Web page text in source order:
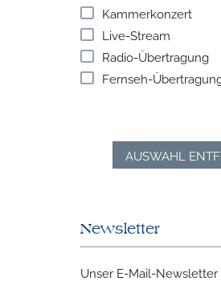
Kammerkonzert
Live-Stream
Radio-Übertragung
Fernseh-
AUSWAHL
Newsletter
Unser E-Mail-